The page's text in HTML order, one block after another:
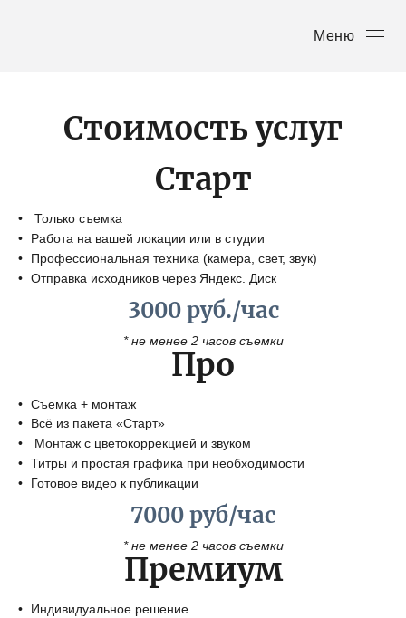
Меню
Стоимость услуг
Старт
Только съемка
Работа на вашей локации или в студии
Профессиональная техника (камера, свет, звук)
Отправка исходников через Яндекс. Диск
3000 руб./час
* не менее 2 часов съемки
Про
Съемка + монтаж
Всё из пакета «Старт»
Монтаж с цветокоррекцией и звуком
Титры и простая графика при необходимости
Готовое видео к публикации
7000 руб/час
* не менее 2 часов съемки
Премиум
Индивидуальное решение